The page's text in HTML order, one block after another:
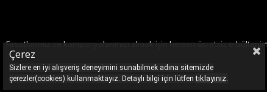
Fırsatlarımız ve kampanyalarımızı almak için hemen ücretsiz e-
Çerez
Sizlere en iyi alışveriş deneyimini sunabilmek adına sitemizde
çerezler(cookies) kullanmaktayız. Detaylı bilgi için lütfentıklayınız.